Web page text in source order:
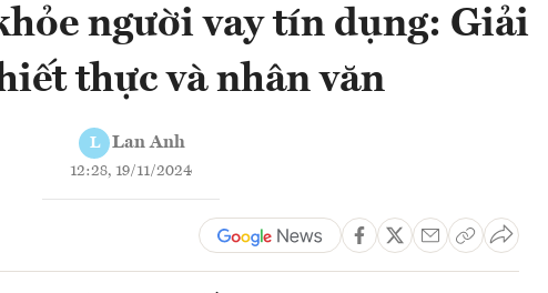
người vay tín dụng: Giải
thực và nhân văn
L Lan Anh
12:28, 19/11/2024